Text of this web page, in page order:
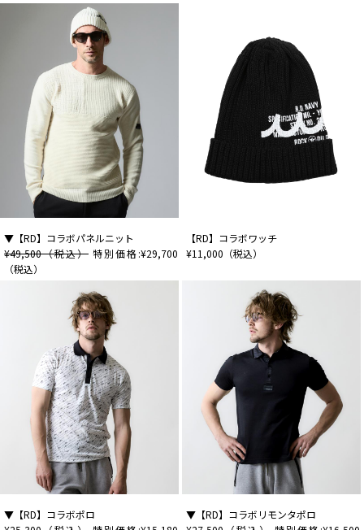
▼【RD】コラボパネルニット
¥49,500（税込） 特別価格:¥29,700
（税込）
【RD】コラボワッチ
¥11,000 （税込）
▼【RD】コラボポロ
▼【RD】コラボリモンタポロ